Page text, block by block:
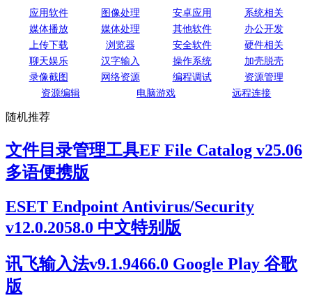
应用软件 图像处理 安卓应用
系统相关
媒体播放
媒体处理 其他软件
办公开发
上传下载
浏览器 安全软件
硬件相关
聊天娱乐
汉字输入 操作系统
加壳脱壳
录像截图
网络资源 编程调试
资源管理
资源编辑
电脑游戏 远程连接
随机推荐
文件目录管理工具EF File Catalog v25.06
多语便携版
ESET Endpoint Antivirus/Security
v12.0.2058.0 中文特别版
讯飞输入法v9.1.9466.0 Google Play 谷歌
版